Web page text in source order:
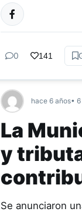
TUCUMÁN
0 141
hace 6 años•
La
y
Se anunciaron